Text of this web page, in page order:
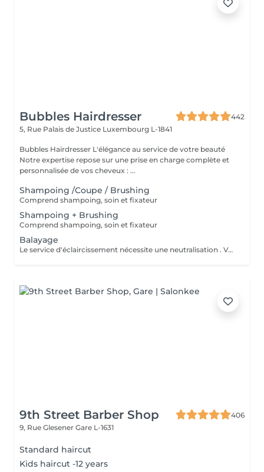
Bubbles Hairdresser
442
5, Rue Palais de Justice Luxembourg L-1841
Bubbles Hairdresser L'élégance au service de votre beauté
Notre expertise repose sur une prise en charge complète et
personnalisée de vos cheveux : ...
Shampoing /Coupe / Brushing
Comprend shampoing, soin et fixateur
Shampoing + Brushing
Comprend shampoing, soin et fixateur
Balayage
Le service d'éclaircissement nécessite une neutralisation . Veuillez cliquer sur le service Patine/Gloss
9th Street Barber Shop
406
9, Rue Glesener Gare L-1631
Standard haircut
Kids haircut -12 years